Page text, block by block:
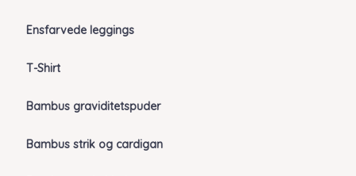
Ensfarvede leggings
T-Shirt
Bambus graviditetspuder
Bambus strik og cardigan